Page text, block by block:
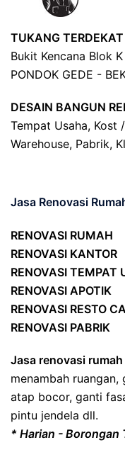
TUKANG TERDEKAT
Bukit Kencana Blok
PONDOK GEDE -
DESAIN BANGUN
Tempat Usaha, Kost
Warehouse, Pabrik,
Jasa Renovasi
RENOVASI RUMAH
RENOVASI KANTOR
RENOVASI TEMPAT
RENOVASI APOTIK
RENOVASI RESTO
RENOVASI PABRIK
Jasa renovasi
menambah
atap bocor, ganti
pintu jendela dll.
* Harian - Borongan